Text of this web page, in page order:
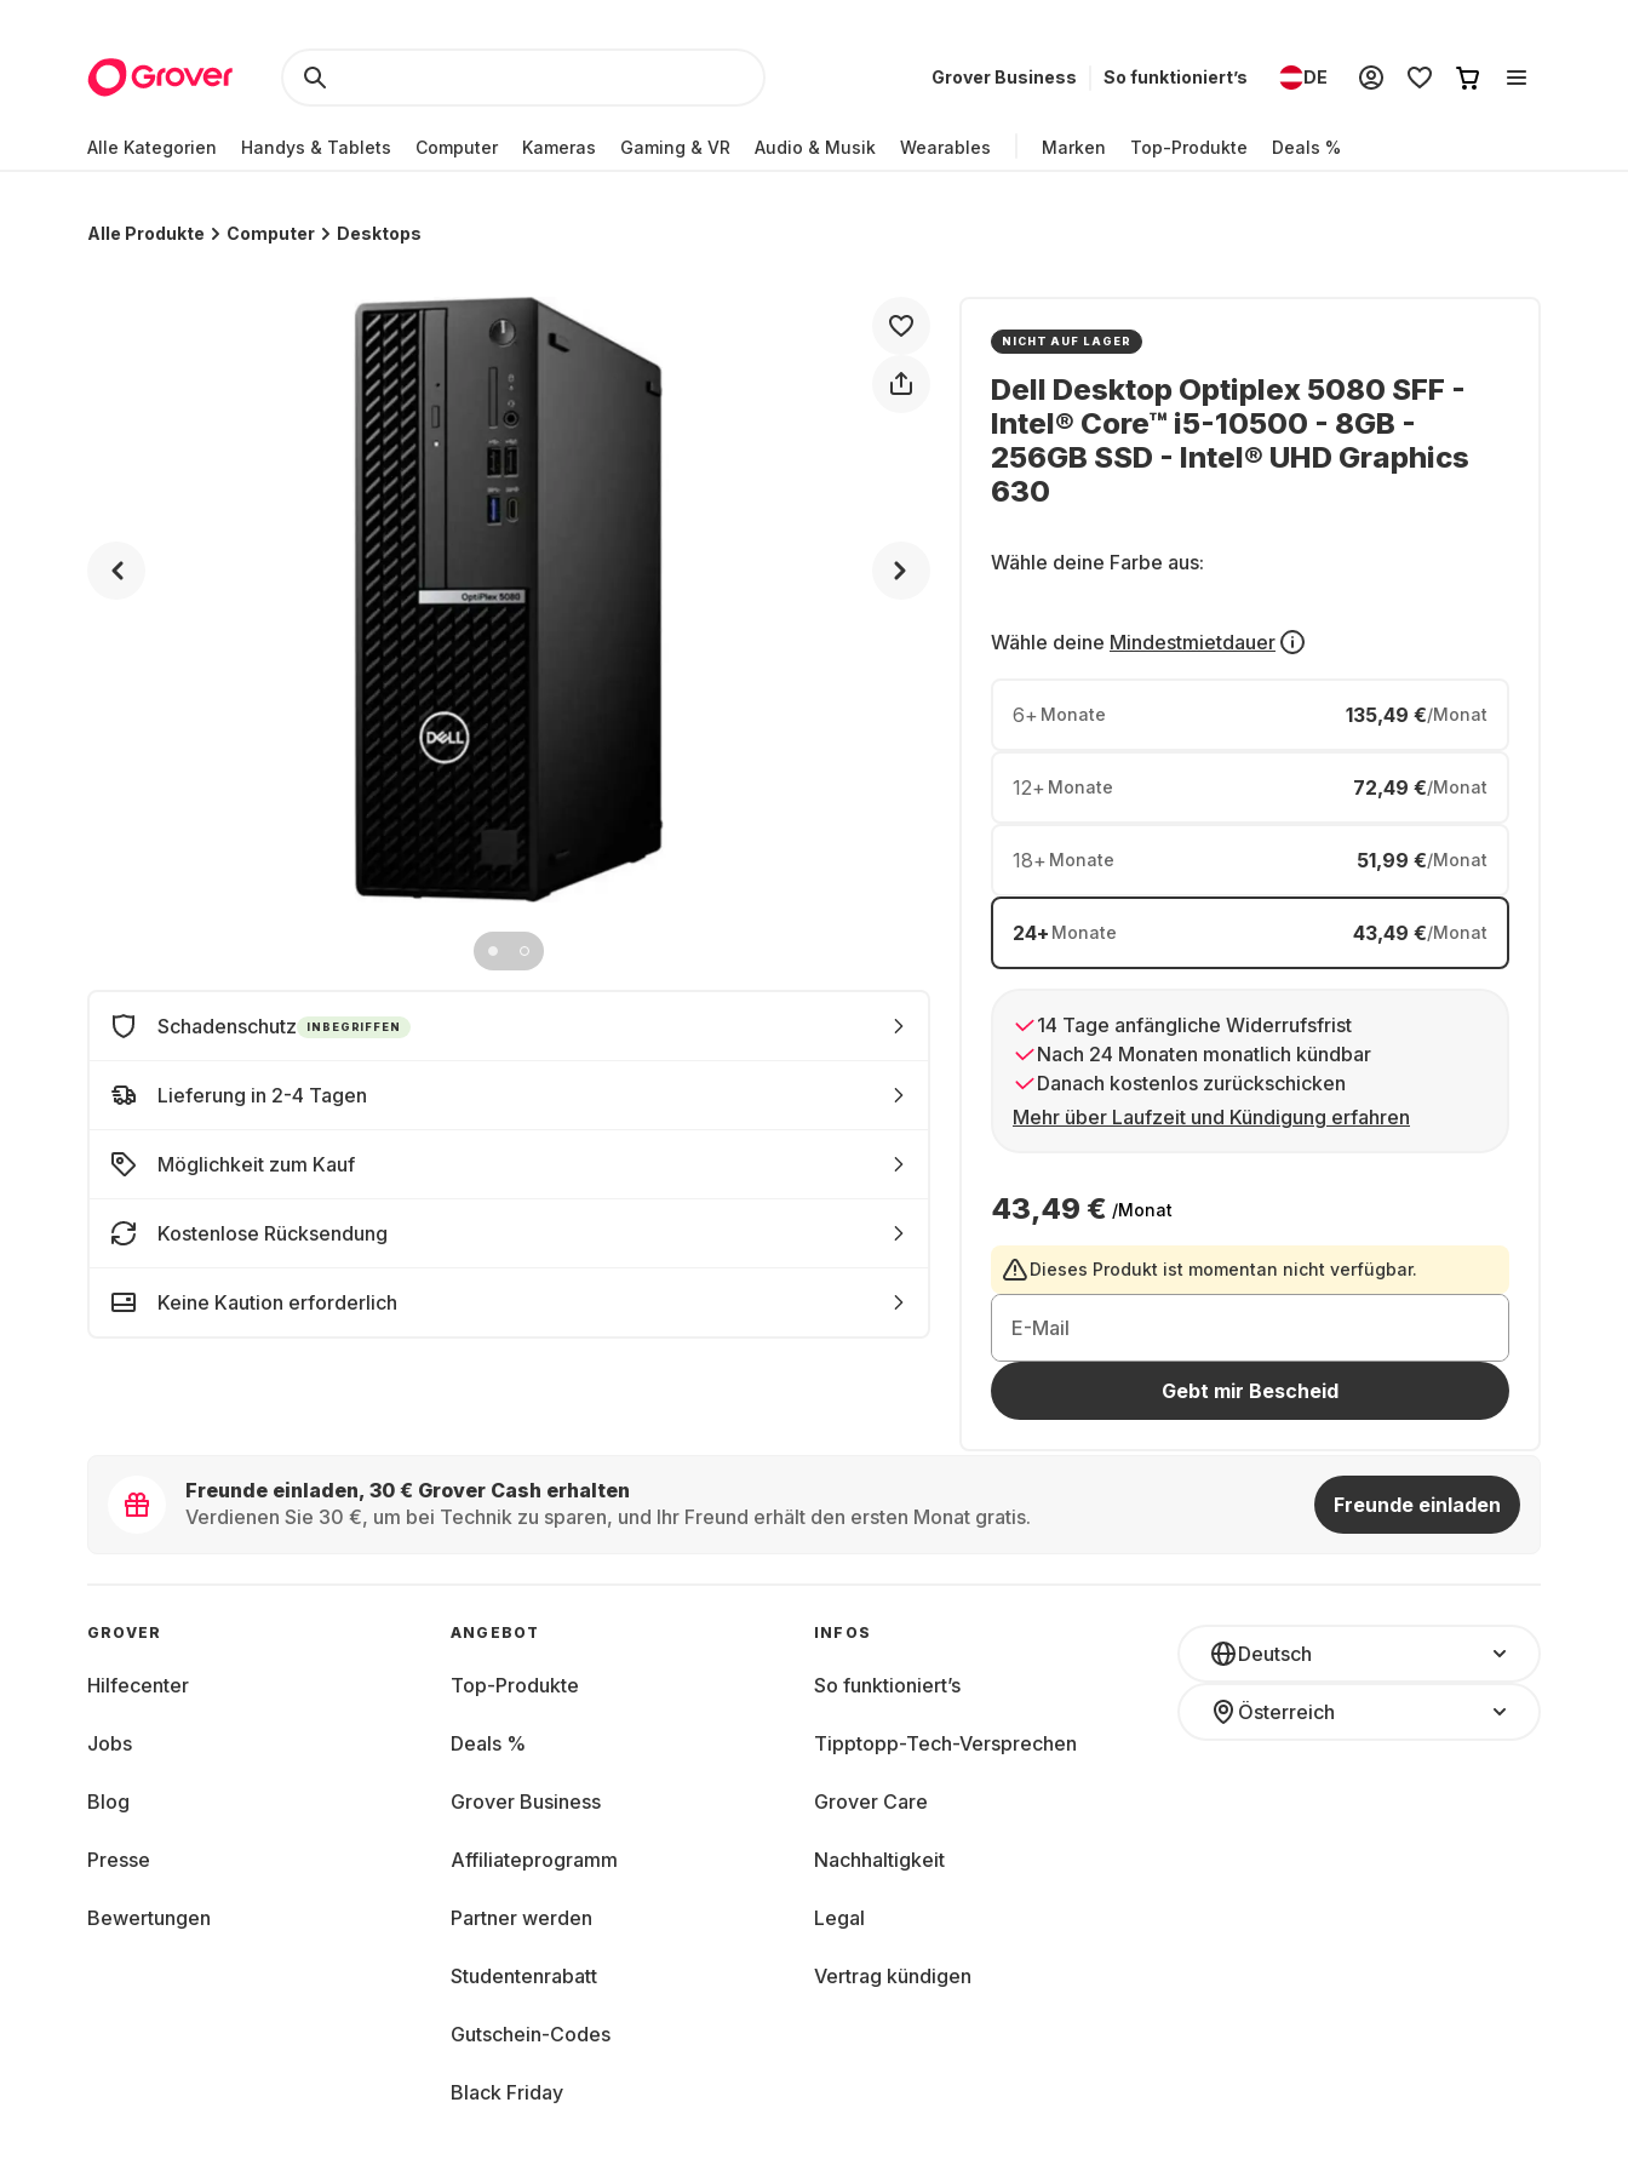
Grover Business So funktioniert’s DE
Alle Kategorien Handys & Tablets Computer Kameras Gaming & VR Audio & Musik Wearables Marken Top-Produkte Deals %
Alle Produkte Computer Desktops
NICHT AUF LAGER
Dell Desktop Optiplex 5080 SFF -
Intel® Core™ i5-10500 - 8GB -
256GB SSD - Intel® UHD Graphics
630
Wähle deine Farbe aus:
Wähle deine Mindestmietdauer
6+ Monate 135,49 €/Monat
12+ Monate 72,49 €/Monat
18+ Monate 51,99 €/Monat
24+ Monate 43,49 €/Monat
14 Tage anfängliche Widerrufsfrist
Nach 24 Monaten monatlich kündbar
Danach kostenlos zurückschicken
Mehr über Laufzeit und Kündigung erfahren
43,49 € /Monat
Dieses Produkt ist momentan nicht verfügbar.
E-Mail
Gebt mir Bescheid
Schadenschutz INBEGRIFFEN
Lieferung in 2-4 Tagen
Möglichkeit zum Kauf
Kostenlose Rücksendung
Keine Kaution erforderlich
Freunde einladen, 30 € Grover Cash erhalten
Verdienen Sie 30 €, um bei Technik zu sparen, und Ihr Freund erhält den ersten Monat gratis.
Freunde einladen
Deutsch
Österreich
GROVER
Hilfecenter
Jobs
Blog
Presse
Bewertungen
ANGEBOT
Top-Produkte
Deals %
Grover Business
Affiliateprogramm
Partner werden
Studentenrabatt
Gutschein-Codes
Black Friday
INFOS
So funktioniert’s
Tipptopp-Tech-Versprechen
Grover Care
Nachhaltigkeit
Legal
Vertrag kündigen